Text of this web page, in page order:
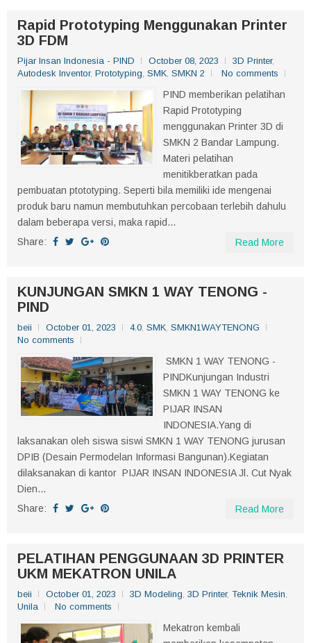
Rapid Prototyping Menggunakan Printer
3D FDM
Pijar Insan Indonesia - PIND October 08, 2023 3D Printer,
Autodesk Inventor, Prototyping, SMK, SMKN 2 No comments
PIND memberikan pelatihan
Rapid Prototyping
menggunakan Printer 3D di
SMKN 2 Bandar Lampung.
Materi pelatihan
menitikberatkan pada
pembuatan ptototyping. Seperti bila memiliki ide mengenai
produk baru namun membutuhkan percobaan terlebih dahulu
dalam beberapa versi, maka rapid...
Share:
Read More
KUNJUNGAN SMKN 1 WAY TENONG -
PIND
beii October 01, 2023 4.0, SMK, SMKN1WAYTENONG
No comments
SMKN 1 WAY TENONG -
PINDKunjungan Industri
SMKN 1 WAY TENONG ke
PIJAR INSAN
INDONESIA.Yang di
laksanakan oleh siswa siswi SMKN 1 WAY TENONG jurusan
DPIB (Desain Permodelan Informasi Bangunan).Kegiatan
dilaksanakan di kantor PIJAR INSAN INDONESIA Jl. Cut Nyak
Dien...
Share:
Read More
PELATIHAN PENGGUNAAN 3D PRINTER
UKM MEKATRON UNILA
beii October 01, 2023 3D Modeling, 3D Printer, Teknik Mesin,
Unila
No comments
Mekatron kembali